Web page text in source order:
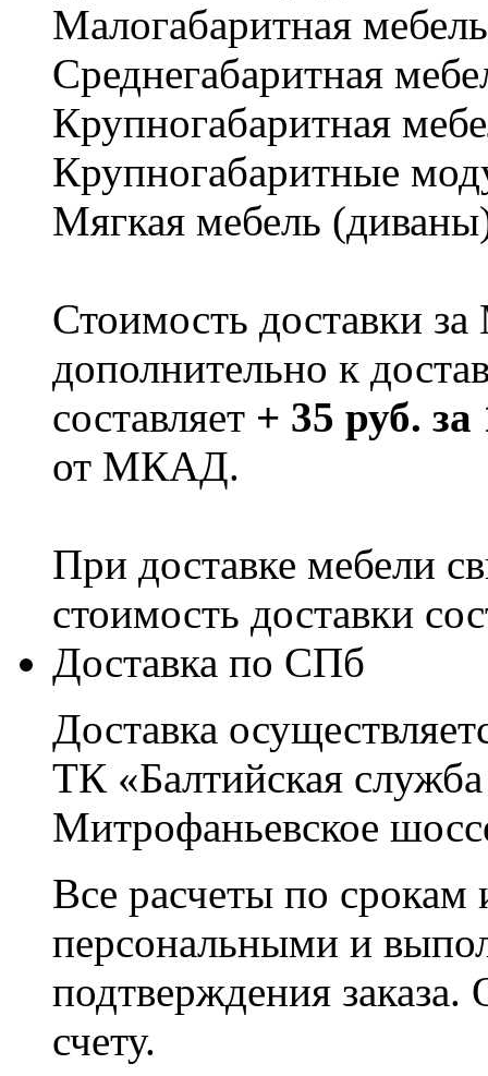
Малогабаритная
Cреднегабаритная
Крупногабаритная
Крупногабаритные
Мягкая мебель
Стоимость доставки
дополнительно к
составляет + 35 руб.
от МКАД.
При доставке мебели
стоимость доставки
Доставка по СПб
Доставка
ТК «Балтийская
Митрофаньевское
Все расчеты по срокам
персональными и
подтверждения заказа.
счету.